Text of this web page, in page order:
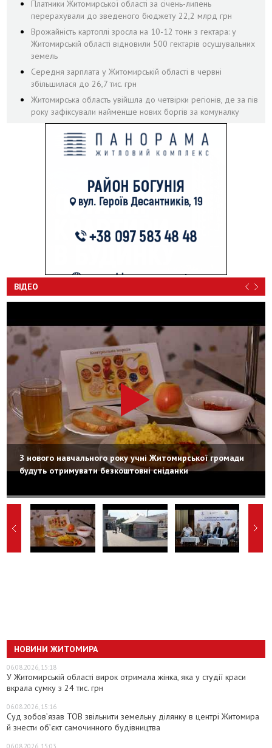
Платники Житомирської області за січень-липень
перерахували до зведеного бюджету 22,2 млрд грн
Врожайність картоплі зросла на 10-12 тонн з гектара: у
Житомирській області відновили 500 гектарів осушувальних
земель
Середня зарплата у Житомирській області в червні
збільшилася до 26,7 тис. грн
Житомирська область увійшла до четвірки регіонів, де за пів
року зафіксували найменше нових боргів за комуналку
ВІДЕО
З нового навчального року учні Житомирської громади
будуть отримувати безкоштовні сніданки
НОВИНИ ЖИТОМИРА
06.08.2026, 15:18
У Житомирській області вирок отримала жінка, яка у студії краси
вкрала сумку з 24 тис. грн
06.08.2026, 15:16
Суд зобов’язав ТОВ звільнити земельну ділянку в центрі Житомира
й знести об’єкт самочинного будівництва
06.08.2026, 15:03